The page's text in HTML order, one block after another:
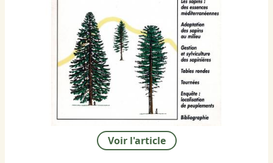
Voir l'article